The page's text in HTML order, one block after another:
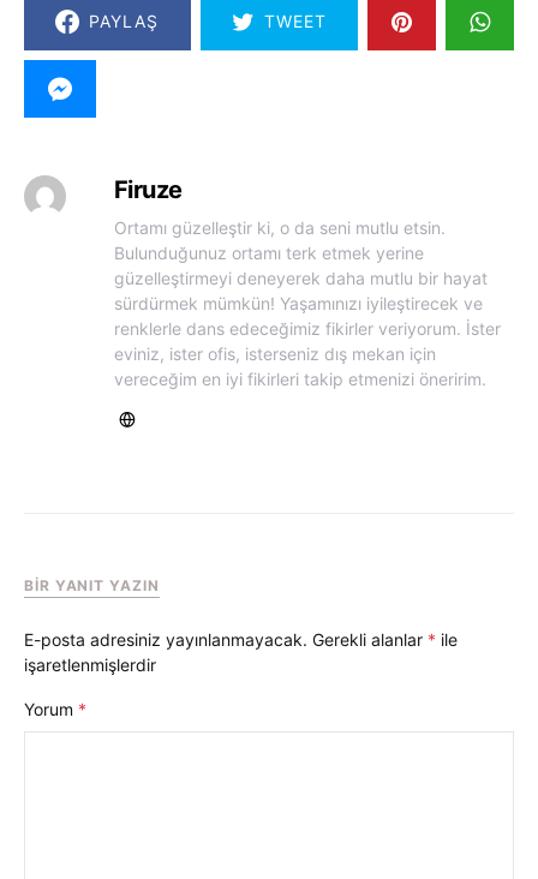
PAYLAŞ TWEET
Firuze
Ortamı güzelleştir ki, o da seni mutlu etsin.
Bulunduğunuz ortamı terk etmek yerine
güzelleştirmeyi deneyerek daha mutlu bir hayat
sürdürmek mümkün! Yaşamınızı iyileştirecek ve
renklerle dans edeceğimiz fikirler veriyorum. İster
eviniz, ister ofis, isterseniz dış mekan için
vereceğim en iyi fikirleri takip etmenizi öneririm.
BIR YANIT YAZIN
E-posta adresiniz yayınlanmayacak. Gerekli alanlar * ile
işaretlenmişlerdir
Yorum *